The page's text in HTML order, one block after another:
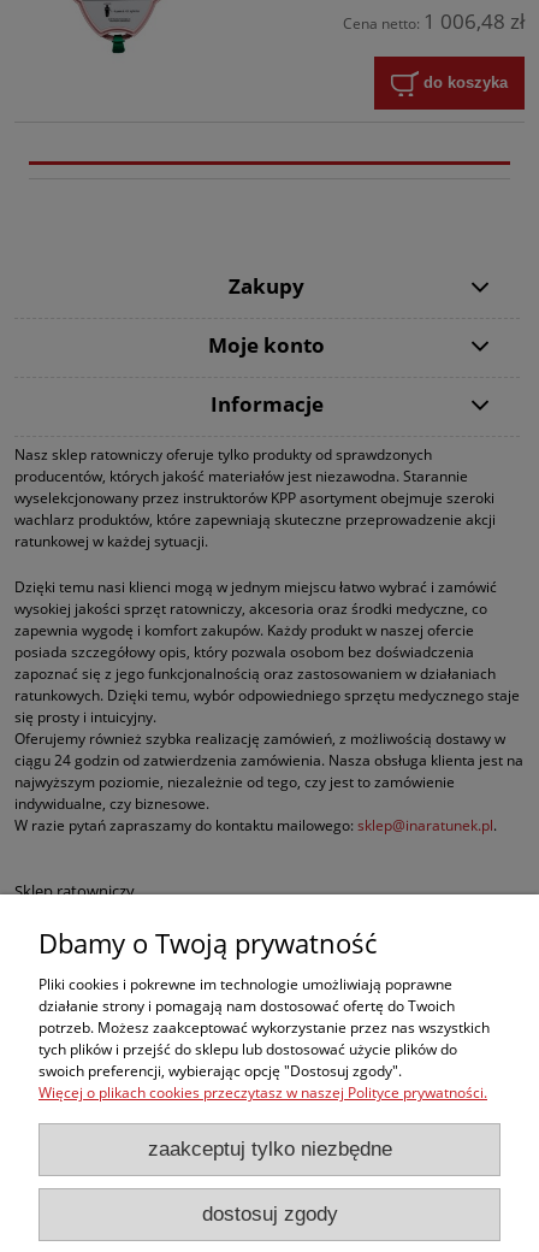
Cena netto: 1 006,48 zł
do koszyka
Zakupy
Moje konto
Informacje
Nasz sklep ratowniczy oferuje tylko produkty od sprawdzonych
producentów, których jakość materiałów jest niezawodna. Starannie
wyselekcjonowany przez instruktorów KPP asortyment obejmuje szeroki
wachlarz produktów, które zapewniają skuteczne przeprowadzenie akcji
ratunkowej w każdej sytuacji.
Dzięki temu nasi klienci mogą w jednym miejscu łatwo wybrać i zamówić
wysokiej jakości sprzęt ratowniczy, akcesoria oraz środki medyczne, co
zapewnia wygodę i komfort zakupów. Każdy produkt w naszej ofercie
posiada szczegółowy opis, który pozwala osobom bez doświadczenia
zapoznać się z jego funkcjonalnością oraz zastosowaniem w działaniach
ratunkowych. Dzięki temu, wybór odpowiedniego sprzętu medycznego staje
się prosty i intuicyjny.
Oferujemy również szybka realizację zamówień, z możliwością dostawy w
ciągu 24 godzin od zatwierdzenia zamówienia. Nasza obsługa klienta jest na
najwyższym poziomie, niezależnie od tego, czy jest to zamówienie
indywidualne, czy biznesowe.
W razie pytań zapraszamy do kontaktu mailowego: sklep@inaratunek.pl.
Sklep ratowniczy
Defibrylatory AED
Fantomy RKO
Sprzęt ratowniczy dla służb mundurowych
Apteczki pierwszej pomocy
, ale w naszej ofercie znajdą Państwo także inne produkty medyczne
najwyższej jakości, takie jak sprzęt do ewakuacji czy nowoczesne środki do
Dbamy o Twoją prywatność
Pliki cookies i pokrewne im technologie umożliwiają poprawne
działanie strony i pomagają nam dostosować ofertę do Twoich
potrzeb. Możesz zaakceptować wykorzystanie przez nas wszystkich
tych plików i przejść do sklepu lub dostosować użycie plików do
swoich preferencji, wybierając opcję "Dostosuj zgody".
Więcej o plikach cookies przeczytasz w naszej Polityce prywatności.
zaakceptuj tylko niezbędne
dostosuj zgody